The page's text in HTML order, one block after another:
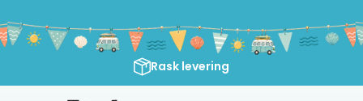
to
content
Rask levering